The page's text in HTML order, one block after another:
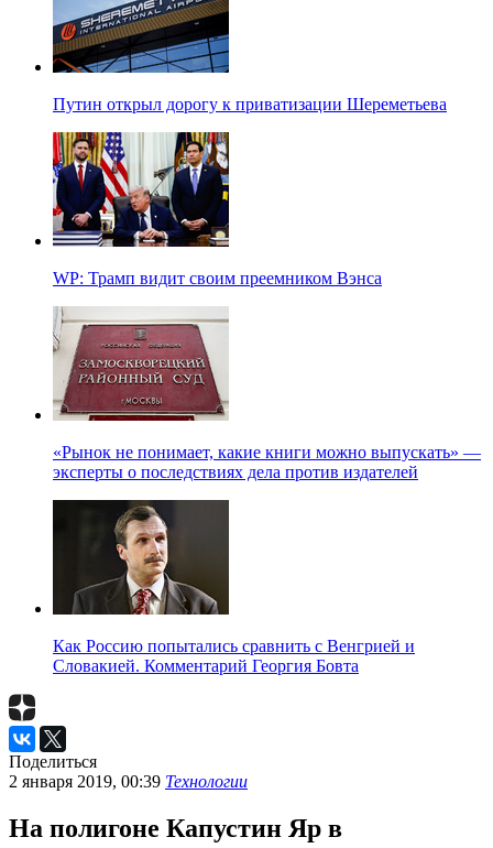
Путин открыл дорогу к приватизации Шереметьева
WP: Трамп видит своим преемником Вэнса
«Рынок не понимает, какие книги можно выпускать» —
эксперты о последствиях дела против издателей
Как Россию попытались сравнить с Венгрией и
Словакией. Комментарий Георгия Бовта
Поделиться
2 января 2019, 00:39 Технологии
На полигоне Капустин Яр в